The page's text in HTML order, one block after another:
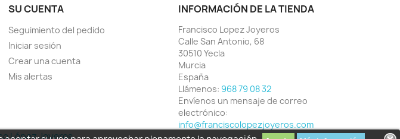
SU CUENTA
Seguimiento del pedido
Iniciar sesión
Crear una cuenta
Mis alertas
INFORMACIÓN DE LA TIENDA
Francisco Lopez Joyeros
Calle San Antonio, 68
30510 Yecla
Murcia
España
Llámenos: 968 79 08 32
Envíenos un mensaje de correo
electrónico:
info@franciscolopezjoyeros.com
López Joyeros